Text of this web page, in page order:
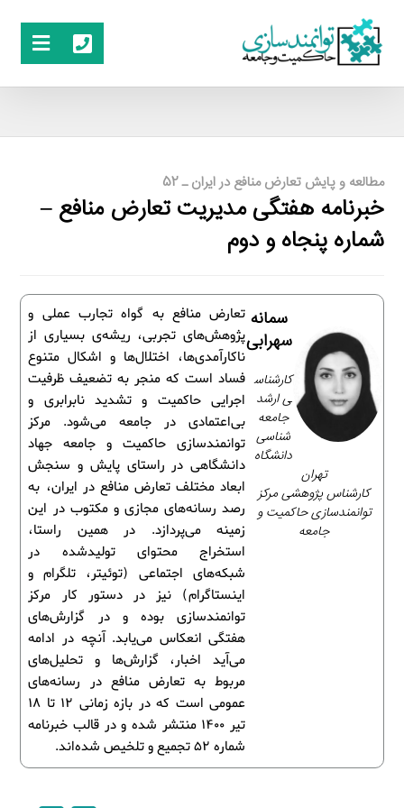
مطالعه و پایش تعارض منافع در ایران ـ 52
خبرنامه هفتگی مدیریت تعارض منافع –
شماره پنجاه و دوم
تعارض منافع به گواه تجارب عملی و
پژوهش‌های تجربی، ریشه‌ی بسیاری از
ناکارآمدی‌ها، اختلال‌ها و اشکال متنوع
فساد است که منجر به تضعیف ظرفیت
اجرایی حاکمیت و تشدید نابرابری و
بی‌اعتمادی در جامعه می‌شود. مرکز
توانمندسازی حاکمیت و جامعه جهاد
دانشگاهی در راستای پایش و سنجش
ابعاد مختلف تعارض منافع در ایران، به
رصد رسانه‌های مجازی و مکتوب در این
زمینه می‌پردازد. در همین راستا،
استخراج محتوای تولیدشده در
شبکه‌های اجتماعی (توئیتر، تلگرام و
اینستاگرام) نیز در دستور کار مرکز
توانمندسازی بوده و در گزارش‌های
هفتگی انعکاس می‌یابد. آنچه در ادامه
می‌آید اخبار، گزارش‌ها و تحلیل‌های
مربوط به تعارض منافع در رسانه‌های
عمومی است که در بازه زمانی 12 تا 18
تیر 1400 منتشر شده و در قالب خبرنامه
شماره 52 تجمیع و تلخیص شده‌اند.
سمانه
سهرابی
کارشناس
ی ارشد
جامعه‌
شناسی
دانشگاه
تهران
کارشناس پژوهشی مرکز
توانمندسازی حاکمیت و
جامعه